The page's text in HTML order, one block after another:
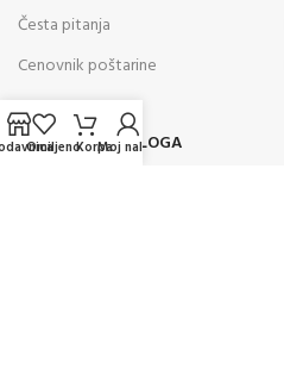
Česta pitanja
Cenovnik poštarine
POSLEDNJE SA BLOGA
OmiljenoKorpaMoj nalog